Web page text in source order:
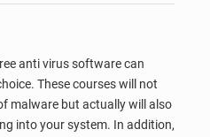
anti virus software can
These courses will not
malware but actually will also
into your system. In addition,